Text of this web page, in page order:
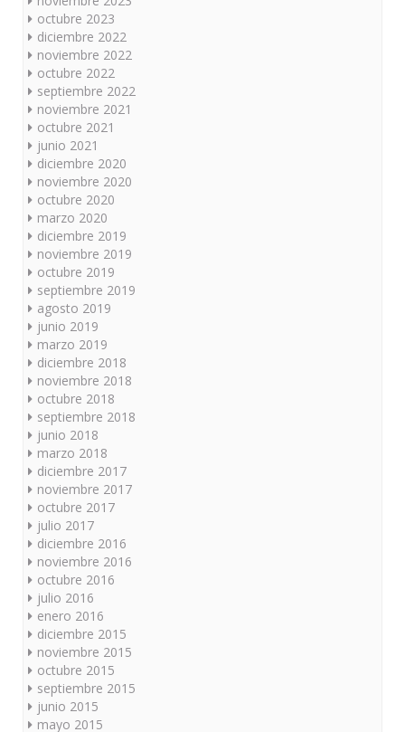
octubre 2023
diciembre 2022
noviembre 2022
octubre 2022
septiembre 2022
noviembre 2021
octubre 2021
junio 2021
diciembre 2020
noviembre 2020
octubre 2020
marzo 2020
diciembre 2019
noviembre 2019
octubre 2019
septiembre 2019
agosto 2019
junio 2019
marzo 2019
diciembre 2018
noviembre 2018
octubre 2018
septiembre 2018
junio 2018
marzo 2018
diciembre 2017
noviembre 2017
octubre 2017
julio 2017
diciembre 2016
noviembre 2016
octubre 2016
julio 2016
enero 2016
diciembre 2015
noviembre 2015
octubre 2015
septiembre 2015
junio 2015
mayo 2015